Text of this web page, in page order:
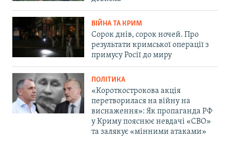
ВІЙНА ТА КРИМ
Сорок днів, сорок ночей. Про
результати кримської операції з
примусу Росії до миру
ПОЛІТИКА
«Короткострокова акція
перетворилася на війну на
виснаження»: Як пропаганда РФ
у Криму пояснює невдачі «СВО»
та залякує «мінними атаками»